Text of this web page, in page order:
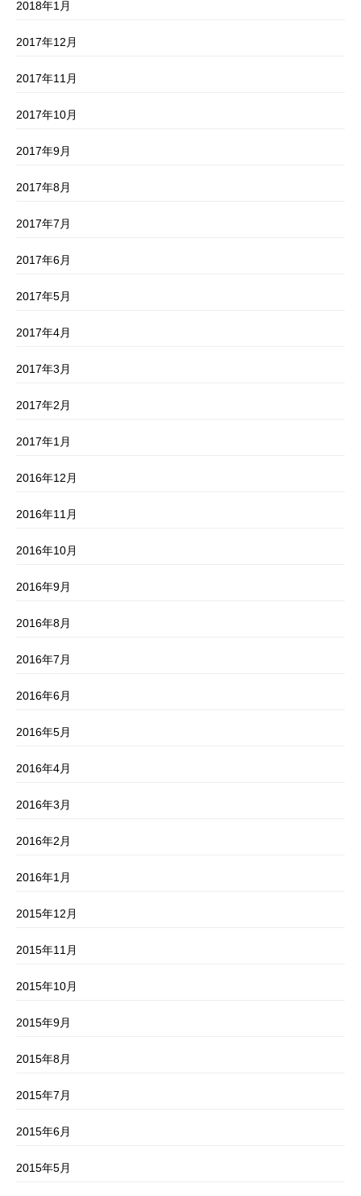
2018年1月
2017年12月
2017年11月
2017年10月
2017年9月
2017年8月
2017年7月
2017年6月
2017年5月
2017年4月
2017年3月
2017年2月
2017年1月
2016年12月
2016年11月
2016年10月
2016年9月
2016年8月
2016年7月
2016年6月
2016年5月
2016年4月
2016年3月
2016年2月
2016年1月
2015年12月
2015年11月
2015年10月
2015年9月
2015年8月
2015年7月
2015年6月
2015年5月